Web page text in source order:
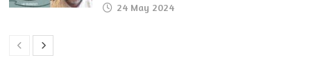
24 May 2024